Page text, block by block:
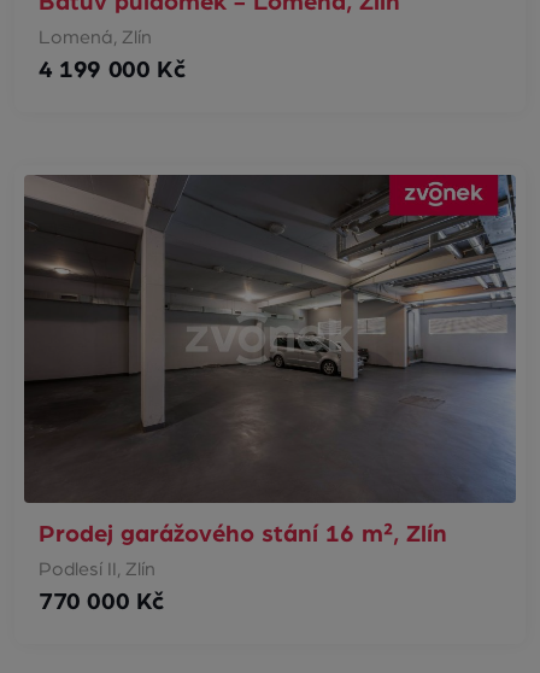
Lomená, Zlín
4 199 000 Kč
Prodej garážového stání 16 m², Zlín
Podlesí II, Zlín
770 000 Kč